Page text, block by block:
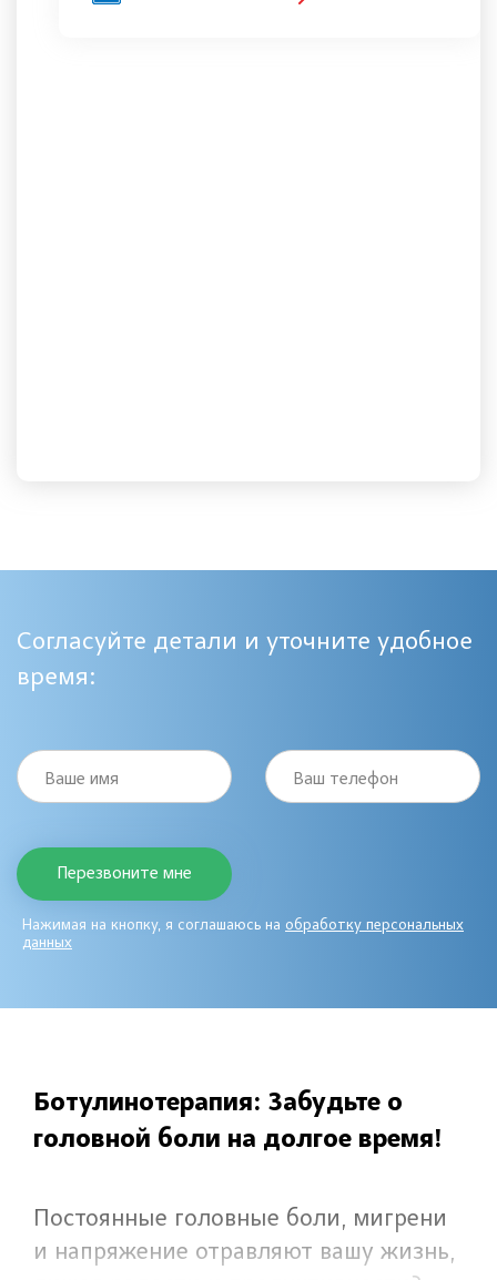
Согласуйте детали и уточните удобное
время:
Ваше имя Ваш телефон
Нажимая на кнопку, я соглашаюсь на обработку персональных
данных
Ботулинотерапия: Забудьте о
головной боли на долгое время!
Постоянные головные боли, мигрени
и напряжение отравляют вашу жизнь,